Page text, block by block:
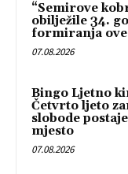
“Semirove
obilježile 34.
formiranja
07.08.2026
Bingo Ljetno
Četvrto ljeto
slobode
mjesto
07.08.2026